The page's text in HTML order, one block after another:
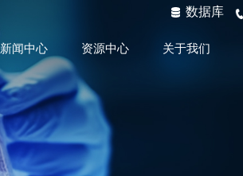
数据库
新闻中心 资源中心 关于我们